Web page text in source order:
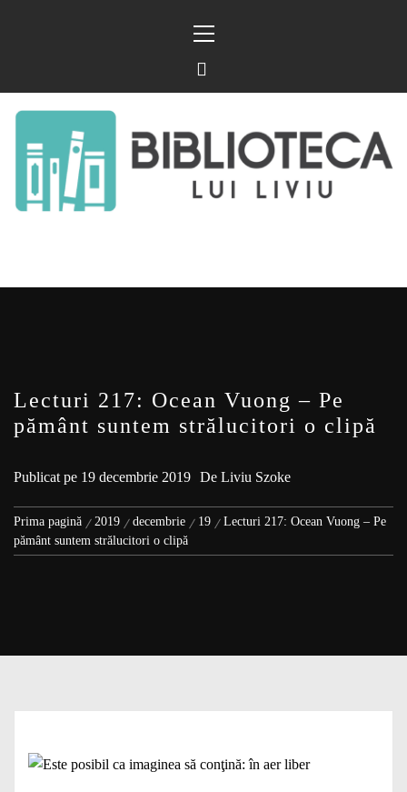
principal
LIVIU
Lecturi 217: Ocean Vuong – Pe
pământ suntem strălucitori o clipă
Publicat pe 19 decembrie 2019 De Liviu Szoke
Prima pagină 2019 decembrie 19
Lecturi 217: Ocean Vuong – Pe
pământ suntem strălucitori o clipă